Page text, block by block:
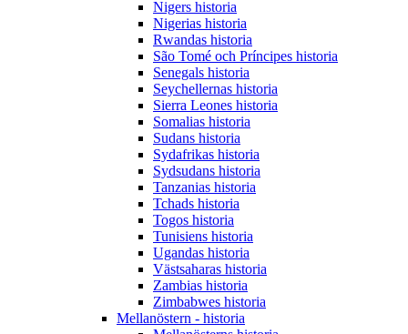
Nigers historia
Nigerias historia
Rwandas historia
São Tomé och Príncipes historia
Senegals historia
Seychellernas historia
Sierra Leones historia
Somalias historia
Sudans historia
Sydafrikas historia
Sydsudans historia
Tanzanias historia
Tchads historia
Togos historia
Tunisiens historia
Ugandas historia
Västsaharas historia
Zambias historia
Zimbabwes historia
Mellanöstern - historia